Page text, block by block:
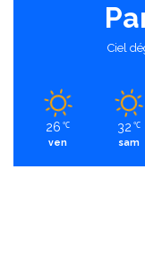
Ciel
26 ℃
ven
32 ℃
sam